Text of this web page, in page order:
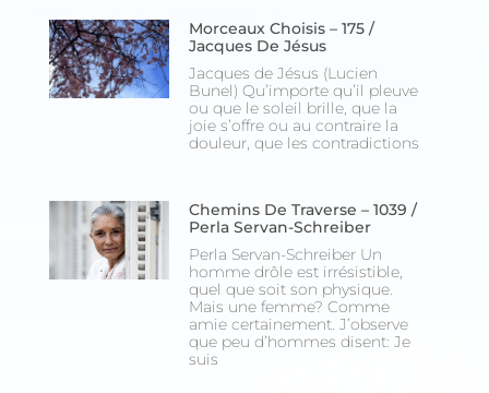
Morceaux Choisis – 175 /
Jacques De Jésus
Jacques de Jésus (Lucien
Bunel) Qu’importe qu’il pleuve
ou que le soleil brille, que la
joie s’offre ou au contraire la
douleur, que les contradictions
Chemins De Traverse – 1039 /
Perla Servan-Schreiber
Perla Servan-Schreiber Un
homme drôle est irrésistible,
quel que soit son physique.
Mais une femme? Comme
amie certainement. J’observe
que peu d’hommes disent: Je
suis